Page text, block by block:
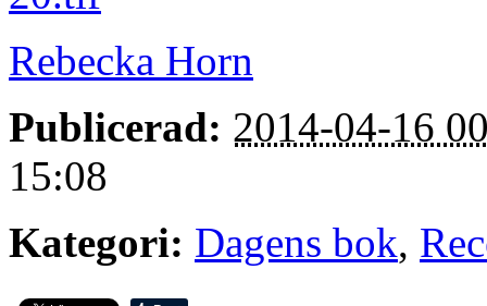
Rebecka Horn
Publicerad: 2014-04-16
15:08
Kategori: Dagens bok,